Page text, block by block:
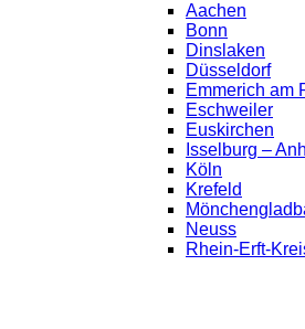
Aachen
Bonn
Dinslaken
Düsseldorf
Emmerich am
Eschweiler
Euskirchen
Isselburg –
Köln
Krefeld
Neuss
Rhein-Erft-